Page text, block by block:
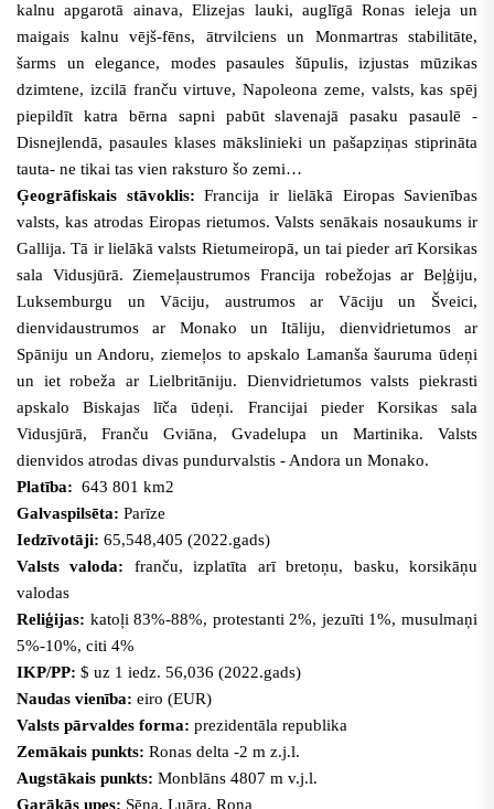
kalnu apgarotā ainava,Elizejas lauki, auglīgā Ronas ieleja un
maigais kalnu vējš-fēns, ātrvilciens un Monmartras stabilitāte,
šarms un elegance, modes pasaules šūpulis, izjustas mūzikas
dzimtene, izcilā franču virtuve, Napoleona zeme, valsts, kas spēj
piepildīt katra bērna sapni pabūt slavenajā pasaku pasaulē -
Disnejlendā, pasaules klases mākslinieki un pašapziņas stiprināta
tauta- ne tikai tas vien raksturo šo zemi…
Ģeogrāfiskais stāvoklis: Francija ir lielākā Eiropas Savienības
valsts, kas atrodas Eiropas rietumos. Valsts senākais nosaukums ir
Gallija. Tā ir lielākā valsts Rietumeiropā, un tai pieder arī Korsikas
sala Vidusjūrā. Ziemeļaustrumos Francija robežojas ar Beļģiju,
Luksemburgu un Vāciju, austrumos ar Vāciju un Šveici,
dienvidaustrumos ar Monako un Itāliju, dienvidrietumos ar
Spāniju un Andoru, ziemeļos to apskalo Lamanša šauruma ūdeņi
un iet robeža ar Lielbritāniju. Dienvidrietumos valsts piekrasti
apskalo Biskajas līča ūdeņi. Francijai pieder Korsikas sala
Vidusjūrā, Franču Gviāna, Gvadelupa un Martinika. Valsts
dienvidos atrodas divas pundurvalstis - Andora un Monako.
Platība: 643 801 km2
Galvaspilsēta: Parīze
Iedzīvotāji: 65,548,405 (2022.gads)
Valsts valoda: franču, izplatīta arī bretoņu, basku, korsikāņu
valodas
Reliģijas: katoļi 83%-88%, protestanti 2%, jezuīti 1%, musulmaņi
5%-10%, citi 4%
IKP/PP: $ uz 1 iedz. 56,036 (2022.gads)
Naudas vienība: eiro (EUR)
Valsts pārvaldes forma: prezidentāla republika
Zemākais punkts: Ronas delta -2 m z.j.l.
Augstākais punkts: Monblāns 4807 m v.j.l.
Garākās upes: Sēna, Luāra, Rona